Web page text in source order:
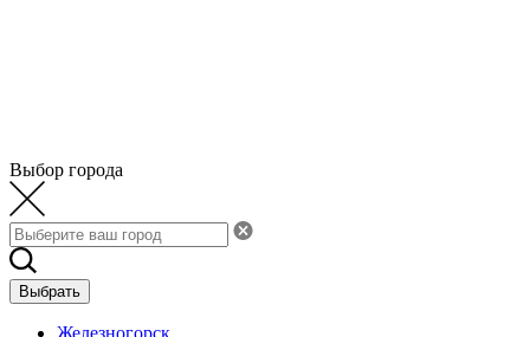
Выбор города
Выбрать
Железногорск